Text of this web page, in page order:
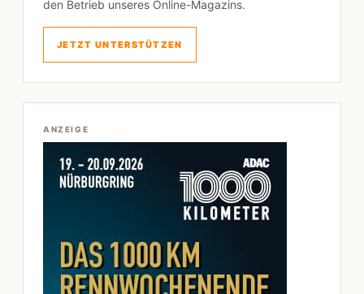
den Betrieb unseres Online-Magazins.
JETZT UNTERSTÜTZEN
ANZEIGE